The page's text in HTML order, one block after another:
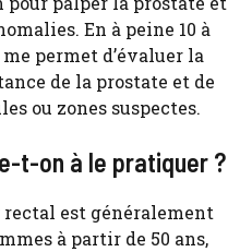
En à peine 10 à
permet d’évaluer la
de la prostate et de
ou zones suspectes.
t-on à le pratiquer ?
est généralement
à partir de 50 ans,